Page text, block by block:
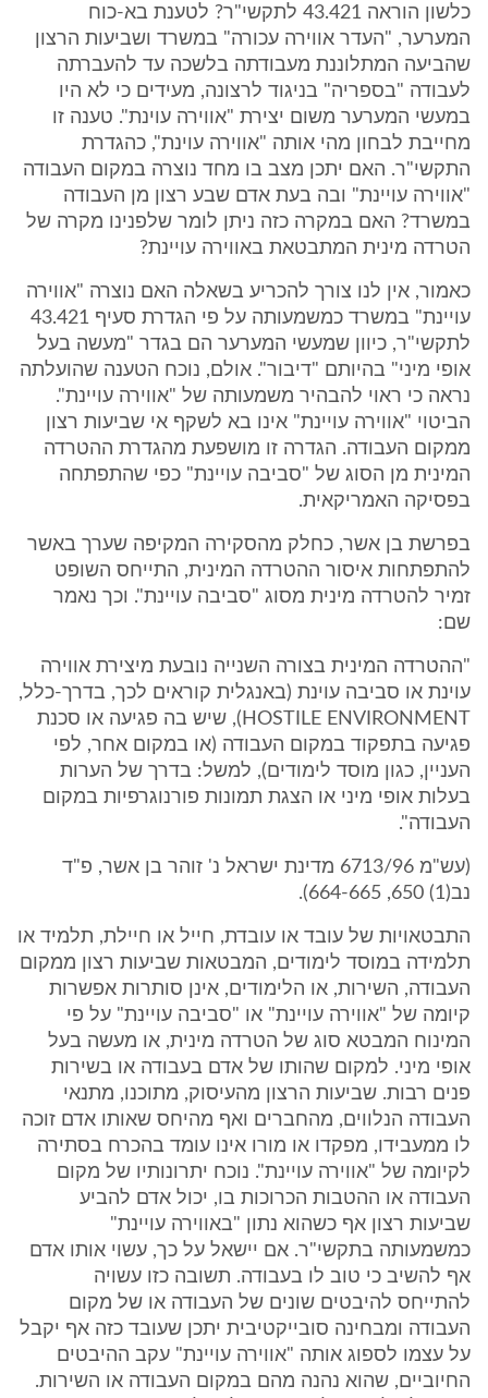
כלשון הוראה 43.421 לתקשי"ר? לטענת בא-כוח
המערער, "העדר אווירה עכורה" במשרד ושביעות הרצון
שהביעה המתלוננת מעבודתה בלשכה עד להעברתה
לעבודה "בספריה" בניגוד לרצונה, מעידים כי לא היו
במעשי המערער משום יצירת "אווירה עוינת". טענה זו
מחייבת לבחון מהי אותה "אווירה עוינת", כהגדרת
התקשי"ר. האם יתכן מצב בו מחד נוצרה במקום העבודה
"אווירה עויינת" ובה בעת אדם שבע רצון מן העבודה
במשרד? האם במקרה כזה ניתן לומר שלפנינו מקרה של
הטרדה מינית המתבטאת באווירה עויינת?
כאמור, אין לנו צורך להכריע בשאלה האם נוצרה "אווירה
עויינת" במשרד כמשמעותה על פי הגדרת סעיף 43.421
לתקשי"ר, כיוון שמעשי המערער הם בגדר "מעשה בעל
אופי מיני" בהיותם "דיבור". אולם, נוכח הטענה שהועלתה
נראה כי ראוי להבהיר משמעותה של "אווירה עויינת".
הביטוי "אווירה עויינת" אינו בא לשקף אי שביעות רצון
ממקום העבודה. הגדרה זו מושפעת מהגדרת ההטרדה
המינית מן הסוג של "סביבה עויינת" כפי שהתפתחה
בפסיקה האמריקאית.
בפרשת בן אשר, כחלק מהסקירה המקיפה שערך באשר
להתפתחות איסור ההטרדה המינית, התייחס השופט
זמיר להטרדה מינית מסוג "סביבה עויינת". וכך נאמר
שם:
"ההטרדה המינית בצורה השנייה נובעת מיצירת אווירה
עוינת או סביבה עוינת (באנגלית קוראים לכך, בדרך-כלל,
HOSTILE ENVIRONMENT), שיש בה פגיעה או סכנת
פגיעה בתפקוד במקום העבודה (או במקום אחר, לפי
העניין, כגון מוסד לימודים), למשל: בדרך של הערות
בעלות אופי מיני או הצגת תמונות פורנוגרפיות במקום
העבודה".
(עש"מ 6713/96 מדינת ישראל נ' זוהר בן אשר, פ"ד
נב(1) 650, 664-665).
התבטאויות של עובד או עובדת, חייל או חיילת, תלמיד או
תלמידה במוסד לימודים, המבטאות שביעות רצון ממקום
העבודה, השירות, או הלימודים, אינן סותרות אפשרות
קיומה של "אווירה עויינת" או "סביבה עויינת" על פי
המינוח המבטא סוג של הטרדה מינית, או מעשה בעל
אופי מיני. למקום שהותו של אדם בעבודה או בשירות
פנים רבות. שביעות הרצון מהעיסוק, מתוכנו, מתנאי
העבודה הנלווים, מהחברים ואף מהיחס שאותו אדם זוכה
לו ממעבידו, מפקדו או מורו אינו עומד בהכרח בסתירה
לקיומה של "אווירה עויינת". נוכח יתרונותיו של מקום
העבודה או ההטבות הכרוכות בו, יכול אדם להביע
שביעות רצון אף כשהוא נתון "באווירה עויינת"
כמשמעותה בתקשי"ר. אם יישאל על כך, עשוי אותו אדם
אף להשיב כי טוב לו בעבודה. תשובה כזו עשויה
להתייחס להיבטים שונים של העבודה או של מקום
העבודה ומבחינה סובייקטיבית יתכן שעובד כזה אף יקבל
על עצמו לספוג אותה "אווירה עויינת" עקב ההיבטים
החיוביים, שהוא נהנה מהם במקום העבודה או השירות.